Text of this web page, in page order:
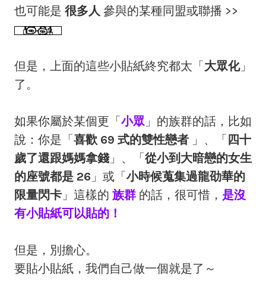
也可能是 很多人 參與的某種同盟或聯播 >>
但是，上面的這些小貼紙終究都太「 大眾化」
了。
如果你屬於某個更「 小眾 」的族群的話，比如
說：你是「 喜歡 69 式的雙性戀者 」、「 四十
歲了還跟媽媽拿錢 」、「 從小到大暗戀的女生
的座號都是 26 」或「 小時候蒐集過龍劭華的
限量閃卡 」這樣的 族群 的話，很可惜， 是沒
有小貼紙可以貼的！
但是，別擔心。
要貼小貼紙，我們自己做一個就是了～